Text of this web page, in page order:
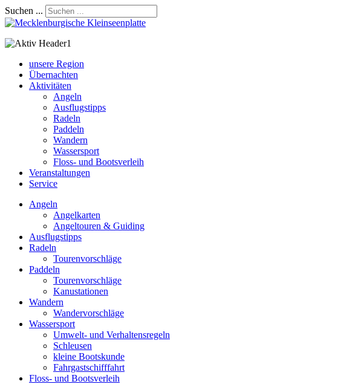
Suchen ...
unsere Region
Übernachten
Aktivitäten
Angeln
Ausflugstipps
Radeln
Paddeln
Wandern
Wassersport
Floss- und Bootsverleih
Veranstaltungen
Service
Angeln
Angelkarten
Angeltouren & Guiding
Ausflugstipps
Radeln
Tourenvorschläge
Paddeln
Tourenvorschläge
Kanustationen
Wandern
Wandervorschläge
Wassersport
Umwelt- und Verhaltensregeln
Schleusen
kleine Bootskunde
Fahrgastschifffahrt
Floss- und Bootsverleih